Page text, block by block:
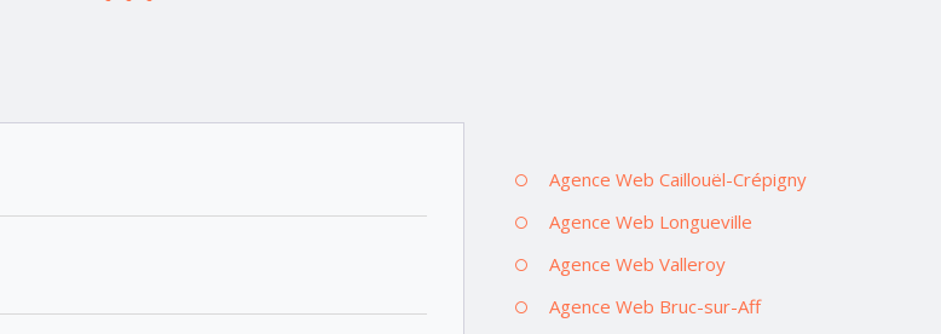
Agence Web Caillouël-Crépigny
Agence Web Longueville
Agence Web Valleroy
Agence Web Bruc-sur-Aff